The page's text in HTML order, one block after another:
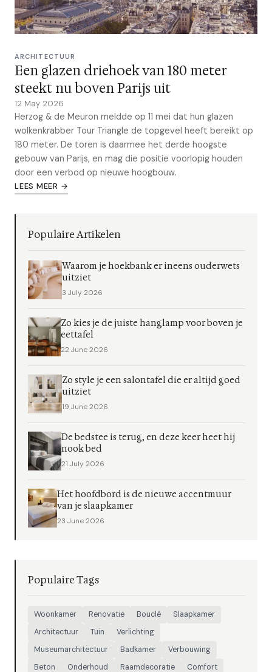
ARCHITECTUUR
Een glazen driehoek van 180 meter
steekt nu boven Parijs uit
12 May 2026
Herzog & de Meuron meldde op 11 mei dat hun glazen
wolkenkrabber Tour Triangle de topgevel heeft bereikt op
180 meter. De toren is daarmee het derde hoogste
gebouw van Parijs, en mag die positie voorlopig houden
door een verbod op nieuwe hoogbouw.
LEES MEER →
Populaire Artikelen
Waarom je hoekbank er ineens ouderwets
uitziet
3 July 2026
Zo kies je de juiste hanglamp voor boven je
eettafel
22 June 2026
Zo style je een salontafel die er altijd goed
uitziet
19 June 2026
De bedstee is terug, en deze keer heet hij
nook bed
21 July 2026
Het hoofdbord is de nieuwe accentmuur
van je slaapkamer
23 June 2026
Populaire Tags
Woonkamer Renovatie Bouclé
Slaapkamer
Architectuur
Tuin
Verlichting
Museumarchitectuur
Badkamer
Verbouwing
Beton
Onderhoud Raamdecoratie
Comfort